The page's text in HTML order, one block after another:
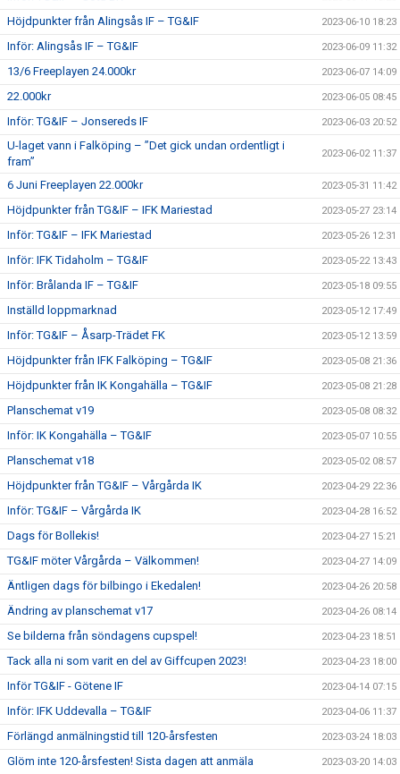
Höjdpunkter från Alingsås IF – TG&IF 2023-06-10 18:23
Inför: Alingsås IF – TG&IF 2023-06-09 11:32
13/6 Freeplayen 24.000kr 2023-06-07 14:09
22.000kr 2023-06-05 08:45
Inför: TG&IF – Jonsereds IF 2023-06-03 20:52
U-laget vann i Falköping – ”Det gick undan ordentligt i
fram”
2023-06-02 11:37
6 Juni Freeplayen 22.000kr 2023-05-31 11:42
Höjdpunkter från TG&IF – IFK Mariestad 2023-05-27 23:14
Inför: TG&IF – IFK Mariestad 2023-05-26 12:31
Inför: IFK Tidaholm – TG&IF 2023-05-22 13:43
Inför: Brålanda IF – TG&IF 2023-05-18 09:55
Inställd loppmarknad 2023-05-12 17:49
Inför: TG&IF – Åsarp-Trädet FK 2023-05-12 13:59
Höjdpunkter från IFK Falköping – TG&IF 2023-05-08 21:36
Höjdpunkter från IK Kongahälla – TG&IF 2023-05-08 21:28
Planschemat v19 2023-05-08 08:32
Inför: IK Kongahälla – TG&IF 2023-05-07 10:55
Planschemat v18 2023-05-02 08:57
Höjdpunkter från TG&IF – Vårgårda IK 2023-04-29 22:36
Inför: TG&IF – Vårgårda IK 2023-04-28 16:52
Dags för Bollekis! 2023-04-27 15:21
TG&IF möter Vårgårda – Välkommen! 2023-04-27 14:09
Äntligen dags för bilbingo i Ekedalen! 2023-04-26 20:58
Ändring av planschemat v17 2023-04-26 08:14
Se bilderna från söndagens cupspel! 2023-04-23 18:51
Tack alla ni som varit en del av Giffcupen 2023! 2023-04-23 18:00
Inför TG&IF - Götene IF 2023-04-14 07:15
Inför: IFK Uddevalla – TG&IF 2023-04-06 11:37
Förlängd anmälningstid till 120-årsfesten 2023-03-24 18:03
Glöm inte 120-årsfesten! Sista dagen att anmäla 2023-03-20 14:03